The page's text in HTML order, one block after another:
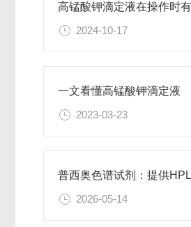
2024-10-17
一文看懂高锰酸钾滴定液
2023-03-23
2026-05-14